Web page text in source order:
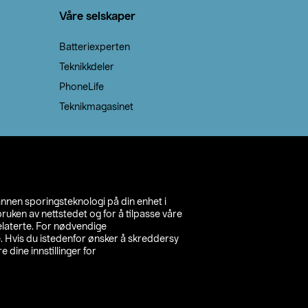
sporingsteknologi på din enhet i
av nettstedet og for å tilpasse våre
For nødvendige
Hvis du istedenfor ønsker å skreddersy
dine innstillinger for
Våre selskaper
Batteriexperten
Teknikkdeler
PhoneLife
Teknikmagasinet